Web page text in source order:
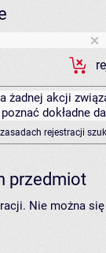
żadnej akcji
dokładne
rejestracji
przedmiot
Nie można